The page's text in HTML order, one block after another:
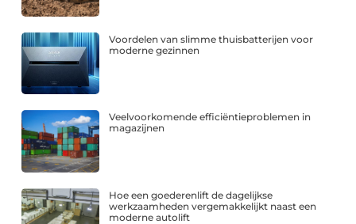
Voordelen van slimme thuisbatterijen voor
moderne gezinnen
Veelvoorkomende efficiëntieproblemen in
magazijnen
Hoe een goederenlift de dagelijkse
werkzaamheden vergemakkelijkt naast een
moderne autolift